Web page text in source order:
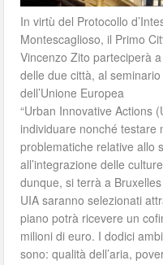
In virtù del Protocollo
Montescaglioso, il Primo
Vincenzo Zito parteciperà
delle due città, al
dell’Unione Europea
“Urban Innovative Actions
individuare nonché testare
problematiche relative allo
all’integrazione delle
dunque, si terrà a
UIA saranno selezionati
piano potrà ricevere un
milioni di euro. I dodici
sono: qualità dell’aria,